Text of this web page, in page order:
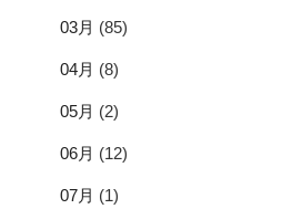
03月 (85)
04月 (8)
05月 (2)
06月 (12)
07月 (1)